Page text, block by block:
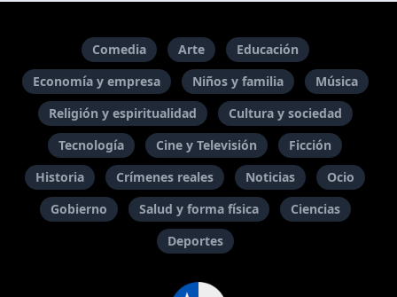
Comedia Arte
Educación
Economía y empresa
Niños y familia
Música
Religión y espiritualidad
Cultura y sociedad
Tecnología
Cine y Televisión
Ficción
Historia
Crímenes reales Noticias
Ocio
Gobierno
Salud y forma física
Ciencias
Deportes